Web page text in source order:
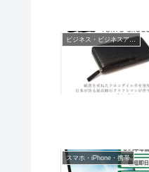
ビジネス・ビジネスアイテム
スマホ・iPhone・携帯